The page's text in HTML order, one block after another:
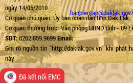
ngày 14/05/2010
Cơ quan chủ quản: Ủy ban nhân dân tỉnh Đắk Lắk
Cơ quan thường trực: Văn phòng UBND tỉnh - 09
SĐT:0262.859.9699Email:
Ghi rõ nguồn tin "http://daklak.gov.vn" khi phát
này
Đã kết nối EMC